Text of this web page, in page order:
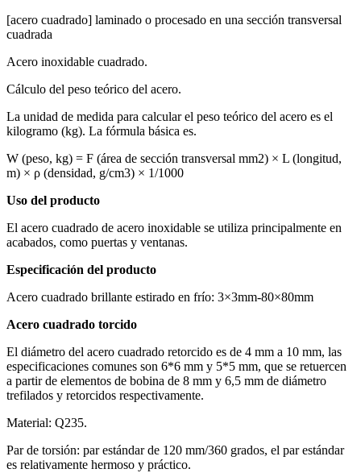
[acero cuadrado] laminado o procesado en una sección transversal
cuadrada
Acero inoxidable cuadrado.
Cálculo del peso teórico del acero.
La unidad de medida para calcular el peso teórico del acero es el
kilogramo (kg). La fórmula básica es.
W (peso, kg) = F (área de sección transversal mm2) × L (longitud,
m) × ρ (densidad, g/cm3) × 1/1000
Uso del producto
El acero cuadrado de acero inoxidable se utiliza principalmente en
acabados, como puertas y ventanas.
Especificación del producto
Acero cuadrado brillante estirado en frío: 3×3mm-80×80mm
Acero cuadrado torcido
El diámetro del acero cuadrado retorcido es de 4 mm a 10 mm, las
especificaciones comunes son 6*6 mm y 5*5 mm, que se retuercen
a partir de elementos de bobina de 8 mm y 6,5 mm de diámetro
trefilados y retorcidos respectivamente.
Material: Q235.
Par de torsión: par estándar de 120 mm/360 grados, el par estándar
es relativamente hermoso y práctico.